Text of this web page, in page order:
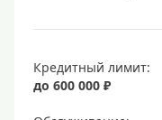
Кредитный лимит:
до 600 000 ₽